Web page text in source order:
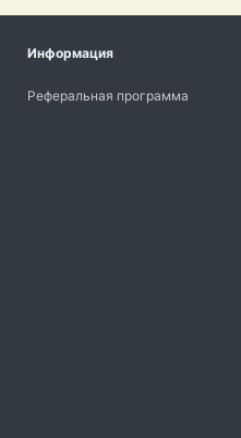
Информация
Реферальная программа